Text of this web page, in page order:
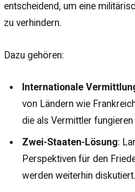
entscheidend, um eine
zu verhindern.
Dazu gehören:
Internationale
von Ländern wie
die als Vermittler fungieren
Zwei-Staaten-Lösung:
Perspektiven für den
werden weiterhin diskutiert.